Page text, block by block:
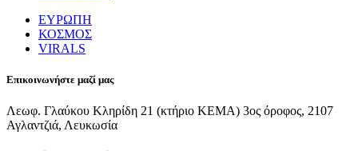
ΕΥΡΩΠΗ
ΚΟΣΜΟΣ
VIRALS
Επικοινωνήστε μαζί μας
Λεωφ. Γλαύκου Κληρίδη 21 (κτήριο ΚΕΜΑ) 3ος όροφος, 2107
Αγλαντζιά, Λευκωσία